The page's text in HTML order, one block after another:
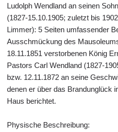
Ludolph Wendland an seinen
(1827-15.10.1905; zuletzt bis
Limmer): 5 Seiten umfassender
Ausschmückung des
18.11.1851 verstorbenen König
Pastors Carl Wendland (1827-
bzw. 12.11.1872 an seine
denen er über das Brandunglück
Haus berichtet.
Physische Beschreibung: